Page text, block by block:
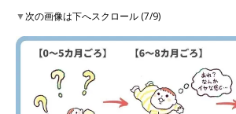
▼次の画像は下へスクロール (7/9)